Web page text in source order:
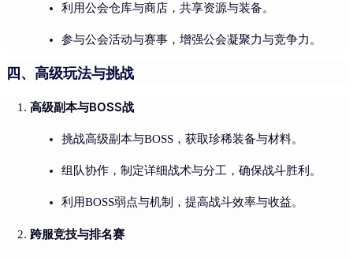
利用公会仓库与商店，共享资源与装备。
参与公会活动与赛事，增强公会凝聚力与竞争力。
四、高级玩法与挑战
高级副本与BOSS战
挑战高级副本与BOSS，获取珍稀装备与材料。
组队协作，制定详细战术与分工，确保战斗胜利。
利用BOSS弱点与机制，提高战斗效率与收益。
跨服竞技与排名赛